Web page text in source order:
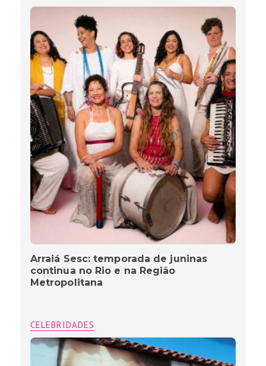
Arraiá Sesc: temporada de juninas
continua no Rio e na Região
Metropolitana
CELEBRIDADES